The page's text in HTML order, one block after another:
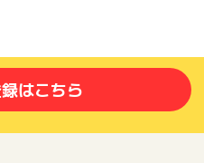
はこちら